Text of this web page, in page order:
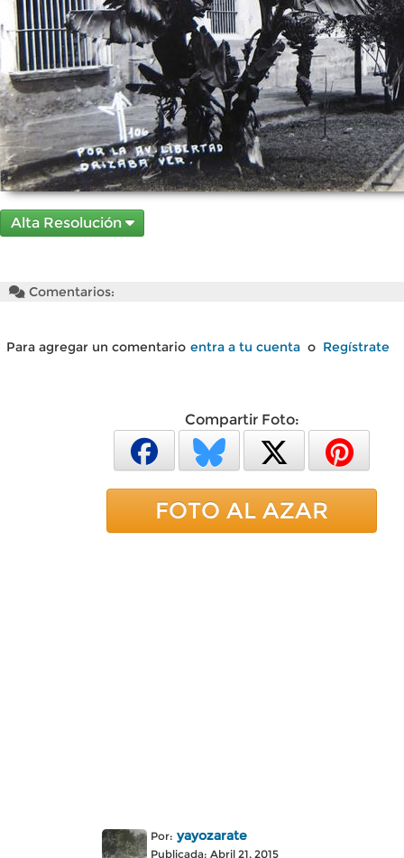
Alta Resolución
Comentarios:
Para agregar un comentario entra a tu cuenta o Regístrate
Compartir Foto:
FOTO AL AZAR
Por: yayozarate
Publicada: Abril 21, 2015